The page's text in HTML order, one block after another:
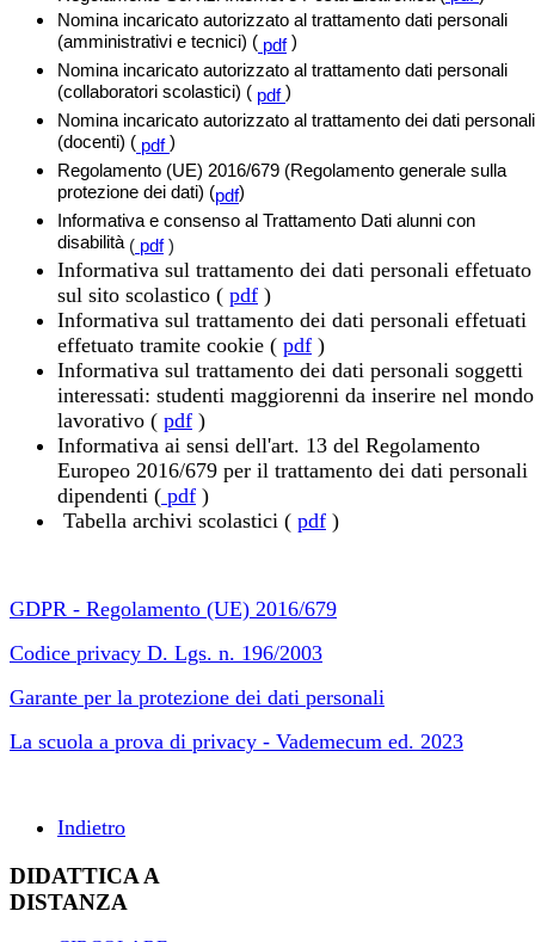
Nomina incaricato autorizzato al trattamento dati personali
(amministrativi e tecnici) ( pdf)
Nomina incaricato autorizzato al trattamento dati personali
(collaboratori scolastici) ( pdf)
Nomina incaricato autorizzato al trattamento dei dati personali
(docenti) ( pdf)
Regolamento (UE) 2016/679 (Regolamento generale sulla
protezione dei dati) (pdf)
Informativa e consenso al Trattamento Dati alunni con
disabilità( pdf)
Informativa sul trattamento dei dati personali effetuato
sul sito scolastico ( pdf )
Informativa sul trattamento dei dati personali effetuati
effetuato tramite cookie ( pdf )
Informativa sul trattamento dei dati personali soggetti
interessati: studenti maggiorenni da inserire nel mondo
lavorativo ( pdf )
Informativa ai sensi dell'art. 13 del Regolamento
Europeo 2016/679 per il trattamento dei dati personali
dipendenti ( pdf )
Tabella archivi scolastici ( pdf )
GDPR - Regolamento (UE) 2016/679
Codice privacy D. Lgs. n. 196/2003
Garante per la protezione dei dati personali
La scuola a prova di privacy - Vademecum ed. 2023
Indietro
DIDATTICA A
DISTANZA